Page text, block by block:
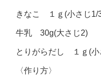
きなこ １ｇ(小さじ1/
牛乳 30g(大さじ2)
とりがらだし １ｇ(小
〈作り方〉